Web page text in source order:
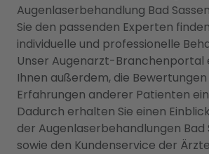
Augenlaserbehandlung Bad
Sie den passenden Experten
individuelle und professionelle
Unser Augenarzt-Branchenportal
Ihnen außerdem, die Bewertungen
Erfahrungen anderer Patienten
Dadurch erhalten Sie einen
der Augenlaserbehandlungen Bad
sowie den Kundenservice der